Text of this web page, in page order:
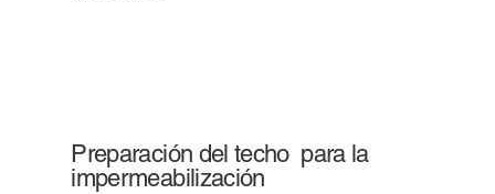
Preparación del techo para la
impermeabilización